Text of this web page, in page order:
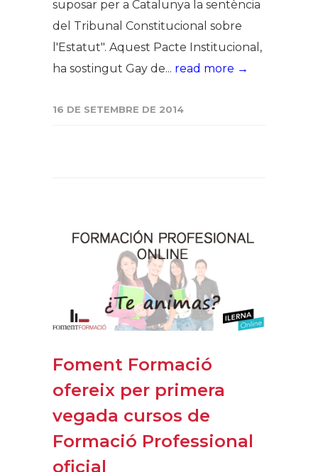
suposar per a Catalunya la sentència
del Tribunal Constitucional sobre
l'Estatut". Aquest Pacte Institucional,
ha sostingut Gay de... read more →
16 DE SETEMBRE DE 2014
Foment Formació
ofereix per primera
vegada cursos de
Formació Professional
oficial